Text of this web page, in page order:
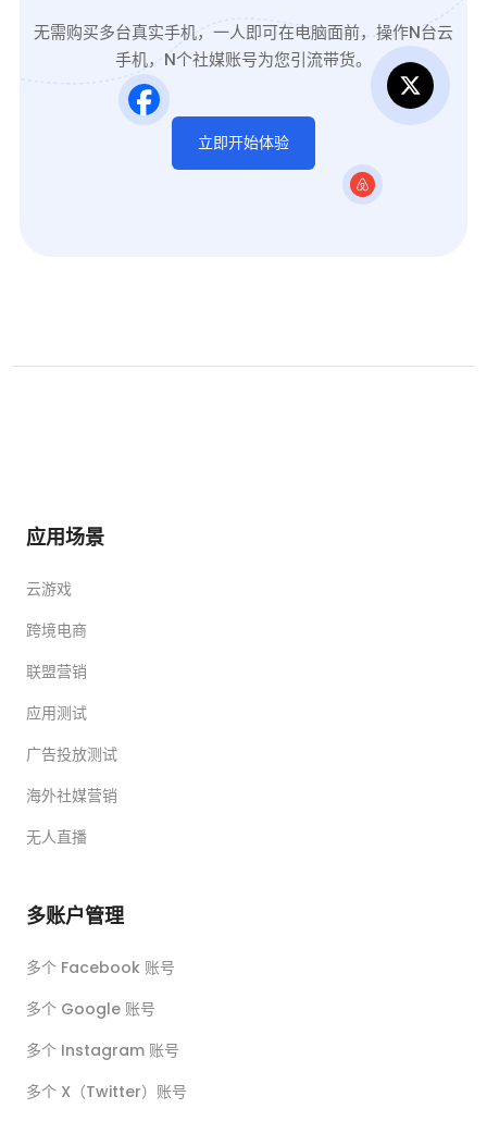
无需购买多台真实手机，一人即可在电脑面前，操作N台云
手机，N个社媒账号为您引流带货。
立即开始体验
应用场景
云游戏
跨境电商
联盟营销
应用测试
广告投放测试
海外社媒营销
无人直播
多账户管理
多个 Facebook 账号
多个 Google 账号
多个 Instagram 账号
多个 X（Twitter）账号